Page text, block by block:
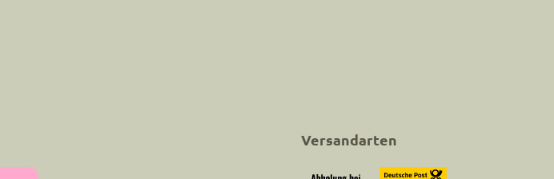
Versandarten